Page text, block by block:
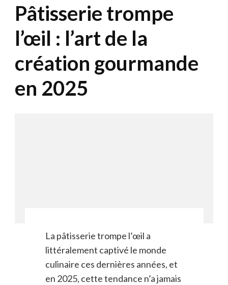
Pâtisserie trompe
l’œil : l’art de la
création gourmande
en 2025
La pâtisserie trompe l’œil a
littéralement captivé le monde
culinaire ces dernières années, et
en 2025, cette tendance n’a jamais